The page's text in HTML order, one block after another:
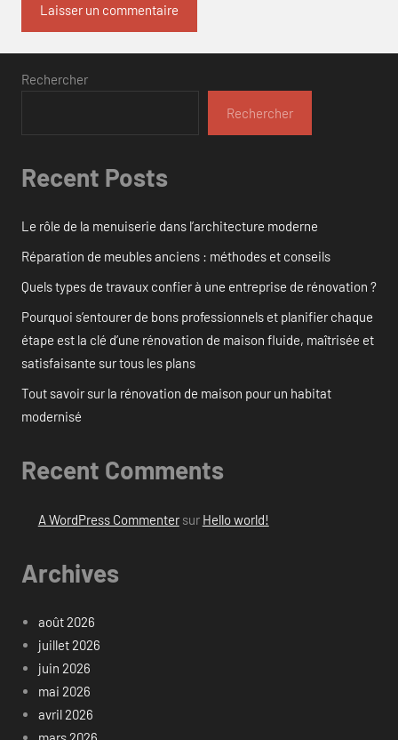
Rechercher
Rechercher
Recent Posts
Le rôle de la menuiserie dans l’architecture moderne
Réparation de meubles anciens : méthodes et conseils
Quels types de travaux confier à une entreprise de rénovation ?
Pourquoi s’entourer de bons professionnels et planifier chaque
étape est la clé d’une rénovation de maison fluide, maîtrisée et
satisfaisante sur tous les plans
Tout savoir sur la rénovation de maison pour un habitat
modernisé
Recent Comments
A WordPress Commentersur Hello world!
Archives
août 2026
juillet 2026
juin 2026
mai 2026
avril 2026